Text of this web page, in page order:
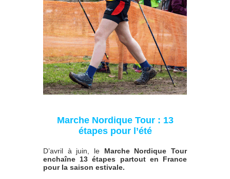
Marche Nordique Tour : 13
étapes pour l’été
D’avril à juin, le Marche Nordique Tour
enchaîne 13 étapes partout en France
pour la saison estivale.